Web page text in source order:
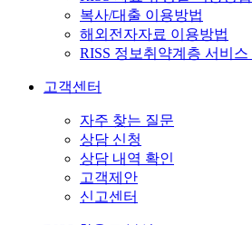
복사/대출 이용방법
해외전자자료 이용방법
RISS 정보취약계층 서비스
고객센터
자주 찾는 질문
상담 신청
상담 내역 확인
고객제안
신고센터